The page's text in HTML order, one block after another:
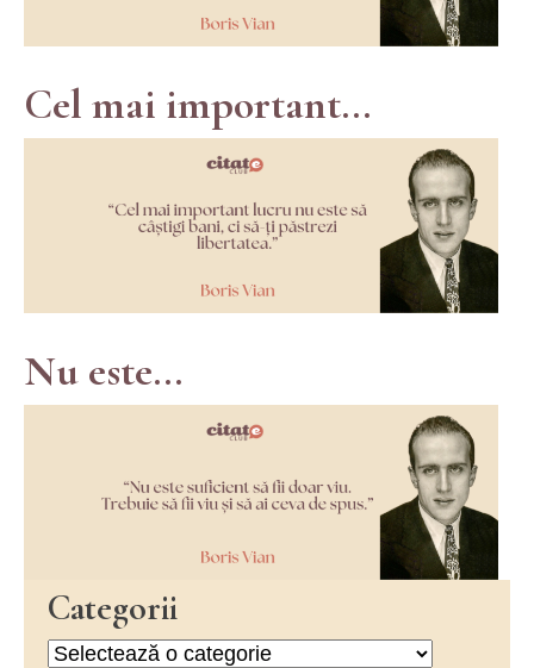
Cel mai important...
Nu este...
Categorii
Categorii